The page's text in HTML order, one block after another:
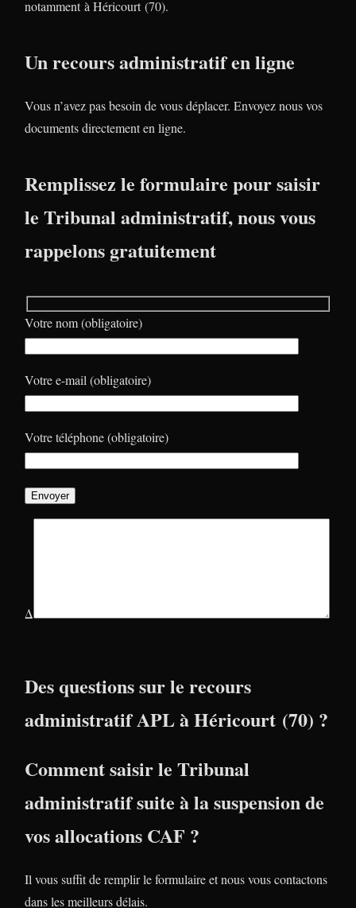
notamment à Héricourt (70).
Un recours administratif en ligne
Vous n’avez pas besoin de vous déplacer. Envoyez nous vos
documents directement en ligne.
Remplissez le formulaire pour saisir
le Tribunal administratif, nous vous
rappelons gratuitement
Votre nom (obligatoire)
Votre e-mail (obligatoire)
Votre téléphone (obligatoire)
Δ
Des questions sur le recours
administratif APL à Héricourt (70) ?
Comment saisir le Tribunal
administratif suite à la suspension de
vos allocations CAF ?
Il vous suffit de remplir le formulaire et nous vous contactons
dans les meilleurs délais.